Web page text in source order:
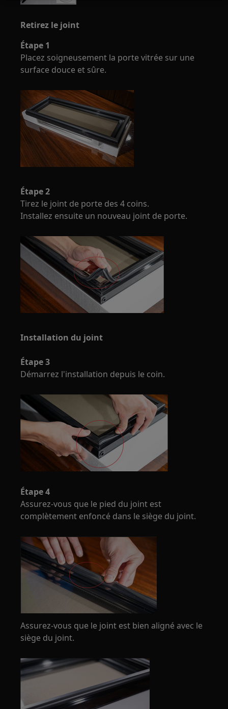
Retirez le joint
Étape 1
Placez soigneusement la porte vitrée sur une
surface douce et sûre.
Étape 2
Tirez le joint de porte des 4 coins.
Installez ensuite un nouveau joint de porte.
Installation du joint
Étape 3
Démarrez l'installation depuis le coin.
Étape 4
Assurez-vous que le pied du joint est
complètement enfoncé dans le siège du joint.
Assurez-vous que le joint est bien aligné avec le
siège du joint.